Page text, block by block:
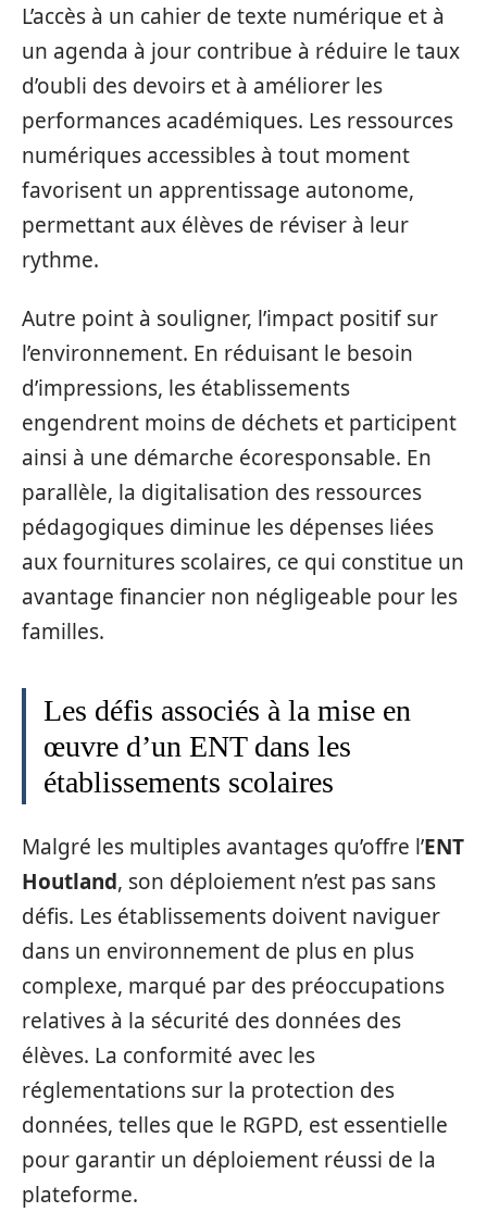
L’accès à un cahier de texte numérique et à
un agenda à jour contribue à réduire le taux
d’oubli des devoirs et à améliorer les
performances académiques. Les ressources
numériques accessibles à tout moment
favorisent un apprentissage autonome,
permettant aux élèves de réviser à leur
rythme.
Autre point à souligner, l’impact positif sur
l’environnement. En réduisant le besoin
d’impressions, les établissements
engendrent moins de déchets et participent
ainsi à une démarche écoresponsable. En
parallèle, la digitalisation des ressources
pédagogiques diminue les dépenses liées
aux fournitures scolaires, ce qui constitue un
avantage financier non négligeable pour les
familles.
Les défis associés à la mise en
œuvre d’un ENT dans les
établissements scolaires
Malgré les multiples avantages qu’offre l’ENT
Houtland, son déploiement n’est pas sans
défis. Les établissements doivent naviguer
dans un environnement de plus en plus
complexe, marqué par des préoccupations
relatives à la sécurité des données des
élèves. La conformité avec les
réglementations sur la protection des
données, telles que le RGPD, est essentielle
pour garantir un déploiement réussi de la
plateforme.